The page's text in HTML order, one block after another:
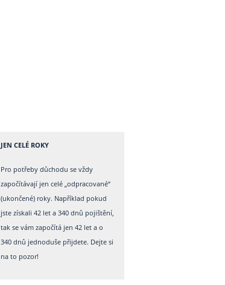
JEN CELÉ ROKY
Pro potřeby důchodu se vždy
započítávají jen celé „odpracované“
(ukončené) roky. Například pokud
jste získali 42 let a 340 dnů pojištění,
tak se vám započítá jen 42 let a o
340 dnů jednoduše přijdete. Dejte si
na to pozor!